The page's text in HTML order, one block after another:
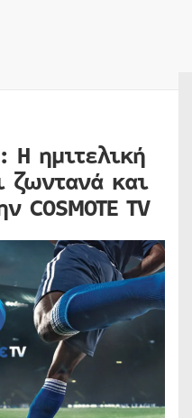
Η ημιτελική
ζωντανά και
COSMOTE TV